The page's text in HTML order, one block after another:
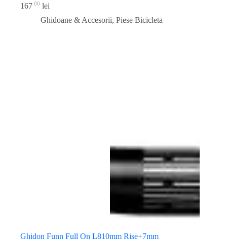
167 00 lei
Ghidoane & Accesorii, Piese Bicicleta
Ghidon Funn Full On L810mm Rise+7mm